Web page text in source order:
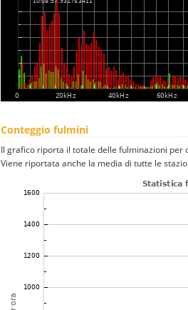
Conteggio fulmini
Il grafico riporta il totale delle fulminazioni
Viene riportata anche la media di tutte le